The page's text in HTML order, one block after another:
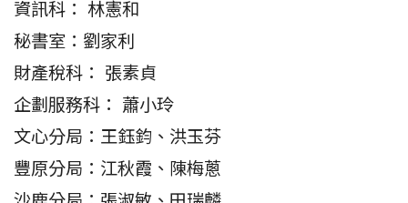
資訊科： 林憲和
秘書室：劉家利
財產稅科： 張素貞
企劃服務科： 蕭小玲
文心分局：王鈺鈞、洪玉芬
豐原分局：江秋霞、陳梅蔥